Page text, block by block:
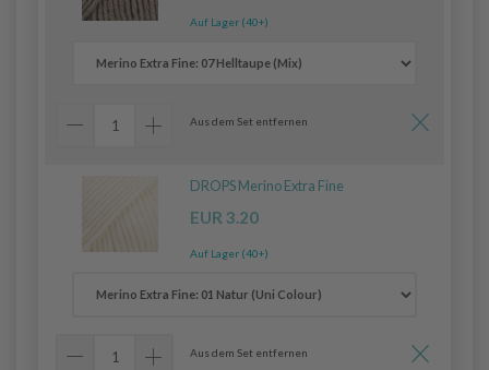
Auf Lager (40+)
Aus dem Set entfernen
DROPS Merino Extra Fine
EUR 3.20
Auf Lager (40+)
Aus dem Set entfernen